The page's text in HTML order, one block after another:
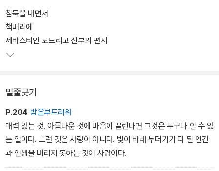
포르투갈인 예수회 선교사 세바스티안 로드리고가 일본에 파견된 자
기 스승이 배교했다는 소식을 듣고 박해 시기의 일본에 들어가 숨어
서 선교활동을 하다가 체포되어 배교하기까지의 고뇌와 고통을 그리
고 있다. 영어.독일어.프랑스어 등 세계 여러 나라 언어로 번역 출간되
침묵을 내면서
책머리에
세바스티안 로드리고 신부의 편지
밑줄긋기
P.204 밤은부드러워
매력 있는 것, 아름다운 것에 마음이 끌린다면 그것은 누구나 할 수 있
는 일이다. 그런 것은 사랑이 아니다. 빛이 바래 누더기기 다 된 인간
과 인생을 버리지 못하는 것이 사랑이다.